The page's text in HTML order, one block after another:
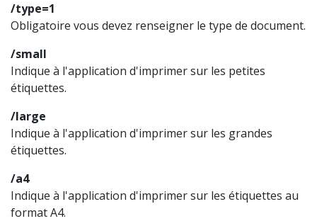
/type=1
Obligatoire vous devez renseigner le type de document.
/small
Indique à l'application d'imprimer sur les petites
étiquettes.
/large
Indique à l'application d'imprimer sur les grandes
étiquettes.
/a4
Indique à l'application d'imprimer sur les étiquettes au
format A4.